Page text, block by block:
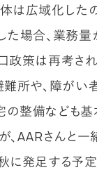
は広域化した
た場合、業務量
政策は再考さ
難所や、障がい
の整備なども
、AARさんと
に発足する予